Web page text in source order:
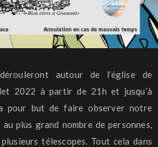
autour de l’église de
2022 à partir de 21h et jusqu’à
pour but de faire observer notre
plus grand nombre de personnes,
télescopes. Tout cela dans